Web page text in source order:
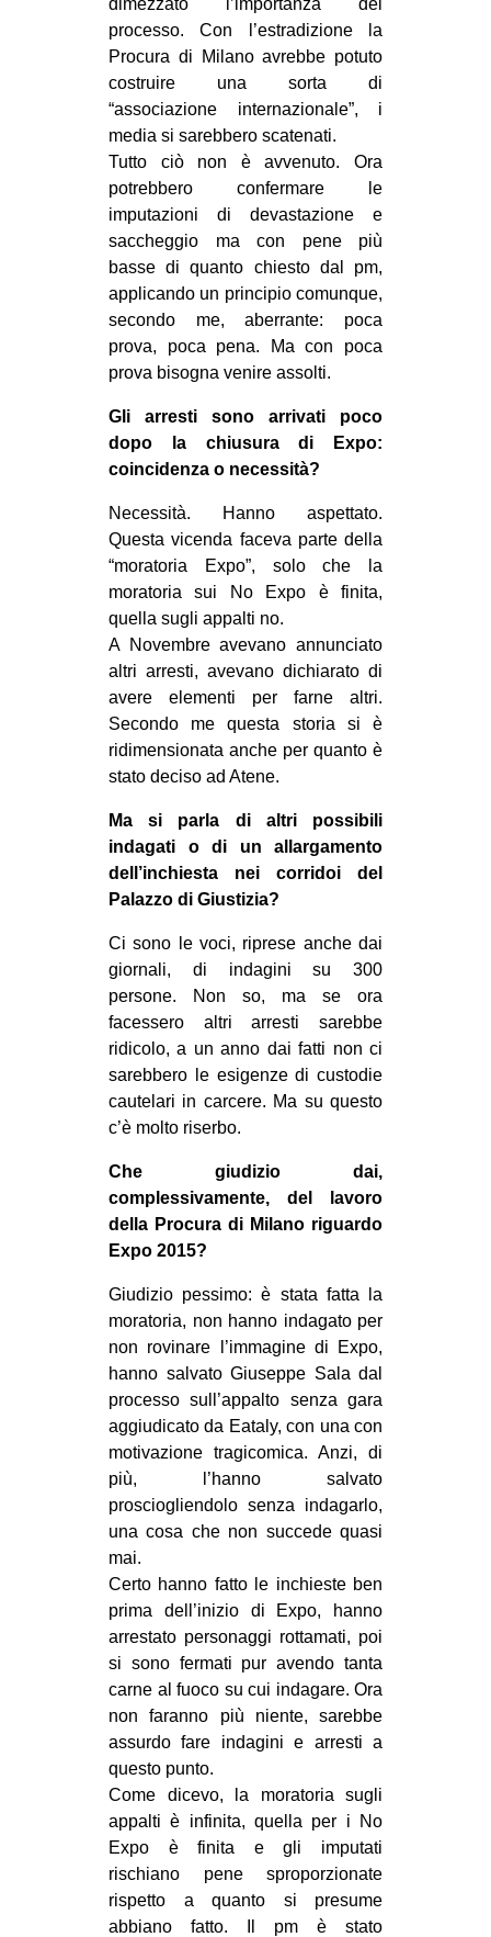
processo. Con l’estradizione la
Procura di Milano avrebbe potuto
costruire una sorta di
“associazione internazionale”, i
media si sarebbero scatenati.
Tutto ciò non è avvenuto. Ora
potrebbero confermare le
imputazioni di devastazione e
saccheggio ma con pene più
basse di quanto chiesto dal pm,
applicando un principio comunque,
secondo me, aberrante: poca
prova, poca pena. Ma con poca
prova bisogna venire assolti.
Gli arresti sono arrivati poco
dopo la chiusura di Expo:
coincidenza o necessità?
Necessità. Hanno aspettato.
Questa vicenda faceva parte della
“moratoria Expo”, solo che la
moratoria sui No Expo è finita,
quella sugli appalti no.
A Novembre avevano annunciato
altri arresti, avevano dichiarato di
avere elementi per farne altri.
Secondo me questa storia si è
ridimensionata anche per quanto è
stato deciso ad Atene.
Ma si parla di altri possibili
indagati o di un allargamento
dell’inchiesta nei corridoi del
Palazzo di Giustizia?
Ci sono le voci, riprese anche dai
giornali, di indagini su 300
persone. Non so, ma se ora
facessero altri arresti sarebbe
ridicolo, a un anno dai fatti non ci
sarebbero le esigenze di custodie
cautelari in carcere. Ma su questo
c’è molto riserbo.
Che giudizio dai,
complessivamente, del lavoro
della Procura di Milano riguardo
Expo 2015?
Giudizio pessimo: è stata fatta la
moratoria, non hanno indagato per
non rovinare l’immagine di Expo,
hanno salvato Giuseppe Sala dal
processo sull’appalto senza gara
aggiudicato da Eataly, con una con
motivazione tragicomica. Anzi, di
più, l’hanno salvato
prosciogliendolo senza indagarlo,
una cosa che non succede quasi
mai.
Certo hanno fatto le inchieste ben
prima dell’inizio di Expo, hanno
arrestato personaggi rottamati, poi
si sono fermati pur avendo tanta
carne al fuoco su cui indagare. Ora
non faranno più niente, sarebbe
assurdo fare indagini e arresti a
questo punto.
Come dicevo, la moratoria sugli
appalti è infinita, quella per i No
Expo è finita e gli imputati
rischiano pene sproporzionate
rispetto a quanto si presume
abbiano fatto. Il pm è stato